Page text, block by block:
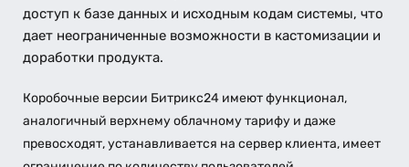
доступ к базе данных и исходным кодам системы, что
дает неограниченные возможности в кастомизации и
доработки продукта.
Коробочные версии Битрикс24 имеют функционал,
аналогичный верхнему облачному тарифу и даже
превосходят, устанавливается на сервер клиента, имеет